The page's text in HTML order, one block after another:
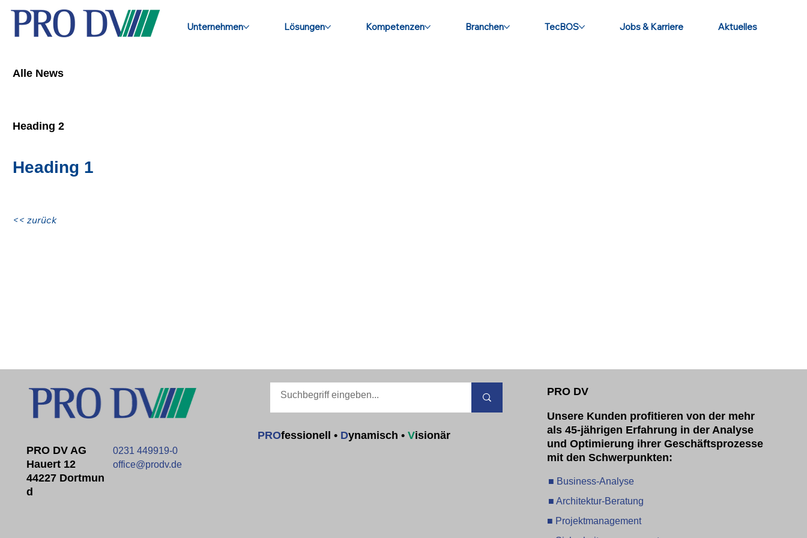
Unternehmen Lösungen Kompetenzen Branchen TecBOS Jobs & Karriere Aktuelles
Alle News
Heading 2
Heading 1
<< zurück
PRO DV AG
Hauert 12
44227 Dortmun
D
0231 449919-0
office@prodv.de
PROfessionell • Dynamisch •Visionär
PRO DV
Unsere Kunden profitieren von der mehr
als 45-jährigen Erfahrung in der Analyse
und Optimierung ihrer Geschäftsprozesse
mit den Schwerpunkten:
■ Business-Analyse
■ Architektur-Beratung
■ Projektmanagement